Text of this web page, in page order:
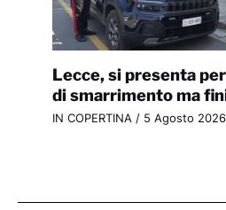
Lecce, si presenta
di smarrimento ma
IN COPERTINA/ 5 Agosto 2026